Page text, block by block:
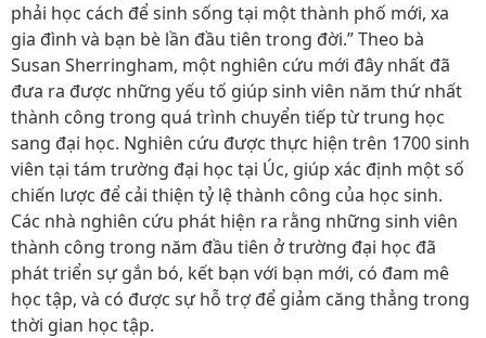
phải học cách để sinh sống tại một thành phố mới, xa
gia đình và bạn bè lần đầu tiên trong đời.” Theo bà
Susan Sherringham, một nghiên cứu mới đây nhất đã
đưa ra được những yếu tố giúp sinh viên năm thứ nhất
thành công trong quá trình chuyển tiếp từ trung học
sang đại học. Nghiên cứu được thực hiện trên 1700 sinh
viên tại tám trường đại học tại Úc, giúp xác định một số
chiến lược để cải thiện tỷ lệ thành công của học sinh.
Các nhà nghiên cứu phát hiện ra rằng những sinh viên
thành công trong năm đầu tiên ở trường đại học đã
phát triển sự gắn bó, kết bạn với bạn mới, có đam mê
học tập, và có được sự hỗ trợ để giảm căng thẳng trong
thời gian học tập.